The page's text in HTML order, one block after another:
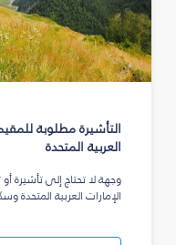
التأشيرة مطلوبة
العربية المتحدة
وجهة لا تحتاج إلى تأشيرة
الإمارات العربية المتحدة